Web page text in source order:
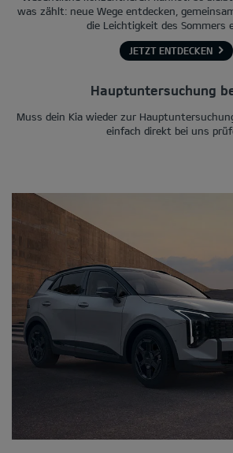
was zählt: neue Wege entdecken,
die Leichtigkeit des Sommers
JETZT ENTDECKEN
Hauptuntersuchung
Muss dein Kia wieder zur
einfach direkt bei uns